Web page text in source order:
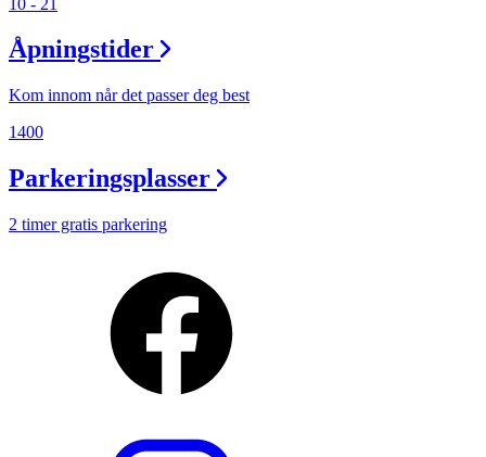
Åpningstider
Kom innom når det passer deg best
1400
Parkeringsplasser
2 timer gratis parkering